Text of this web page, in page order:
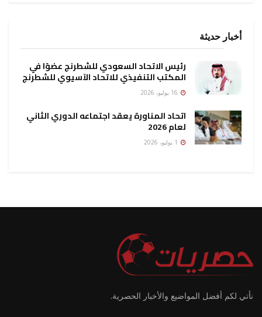
أخبار حديثة
رئيس الاتحاد السعودي للشطرنج عضوًا في
المكتب التنفيذي للاتحاد الآسيوي للشطرنج
اتحاد المناورة يعقد اجتماعه الدوري الثاني
لعام 2026
نأتي لكم أفضل المواضيع والأخبار الحصرية.